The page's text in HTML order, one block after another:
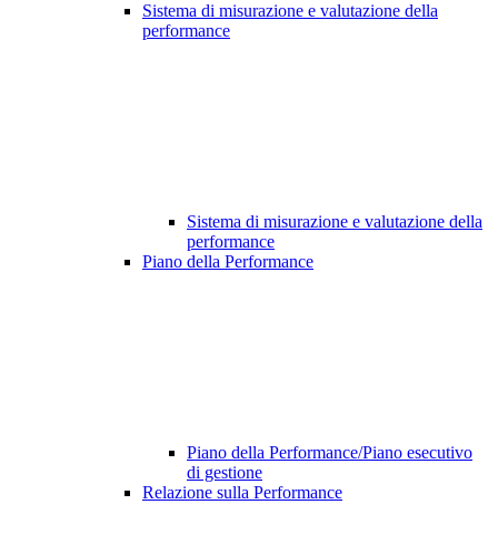
Sistema di misurazione e valutazione della
performance
Sistema di misurazione e valutazione della
performance
Piano della Performance
Piano della Performance/Piano esecutivo
di gestione
Relazione sulla Performance